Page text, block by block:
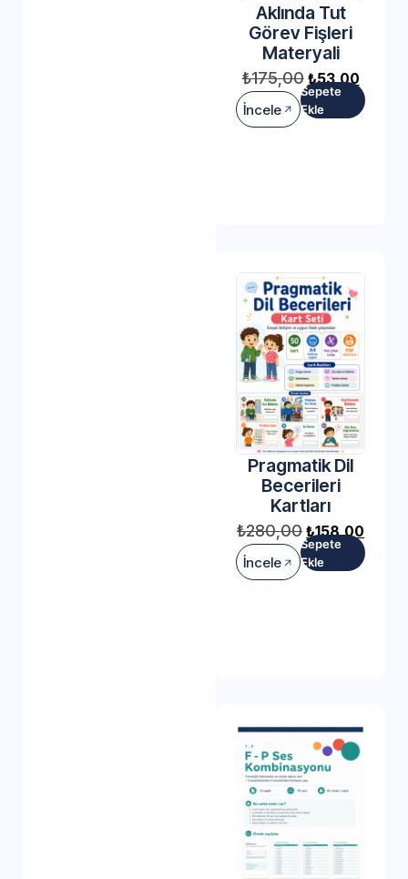
Aklında Tut
Görev Fişleri
Materyali
₺175,00 ₺53,00
İncele
Sepete
Ekle
Pragmatik Dil
Becerileri
Kartları
₺280,00 ₺158,00
İncele
Sepete
Ekle